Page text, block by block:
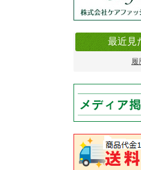
最近見
履